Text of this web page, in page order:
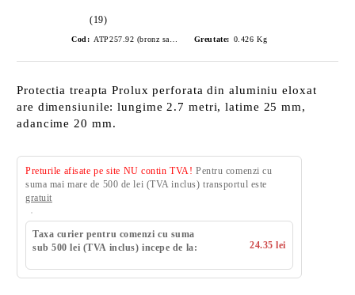
(19)
Cod: Greutate: 0.426 Kg
Protectia treapta Prolux perforata din aluminiu eloxat
are dimensiunile: lungime 2.7 metri, latime 25 mm,
adancime 20 mm.
Preturile afisate pe site NU contin TVA! Pentru comenzi cu
suma mai mare de 500 de lei (TVA inclus) transportul este
gratuit
Taxa curier pentru comenzi cu suma
sub 500 lei (TVA inclus) incepe de la:
24.35 lei